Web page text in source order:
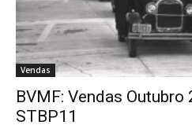
Vendas
BVMF: Vendas Outubro
STBP11